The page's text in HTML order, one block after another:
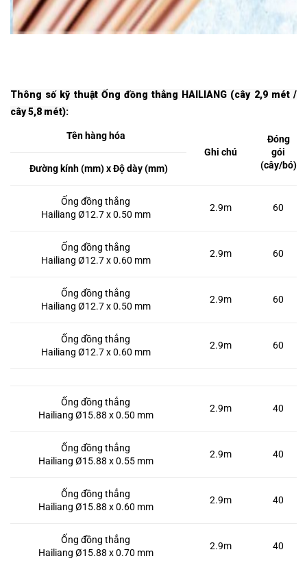
Thông số kỹ thuật Ống đồng thẳng HAILIANG (cây 2,9 mét /
cây 5,8 mét):
Tên hàng hóa
Ghi chú
Đóng
gói
(cây/bó)
Đường kính (mm) x Độ dày (mm)
Ống đồng thẳng
Hailiang Ø12.7 x 0.50 mm
2.9m 60
Ống đồng thẳng
Hailiang Ø12.7 x 0.60 mm
2.9m 60
Ống đồng thẳng
Hailiang Ø12.7 x 0.50 mm
2.9m 60
Ống đồng thẳng
Hailiang Ø12.7 x 0.60 mm
2.9m 60
Ống đồng thẳng
Hailiang Ø15.88 x 0.50 mm
2.9m 40
Ống đồng thẳng
Hailiang Ø15.88 x 0.55 mm
2.9m 40
Ống đồng thẳng
Hailiang Ø15.88 x 0.60 mm
2.9m 40
Ống đồng thẳng
Hailiang Ø15.88 x 0.70 mm
2.9m 40